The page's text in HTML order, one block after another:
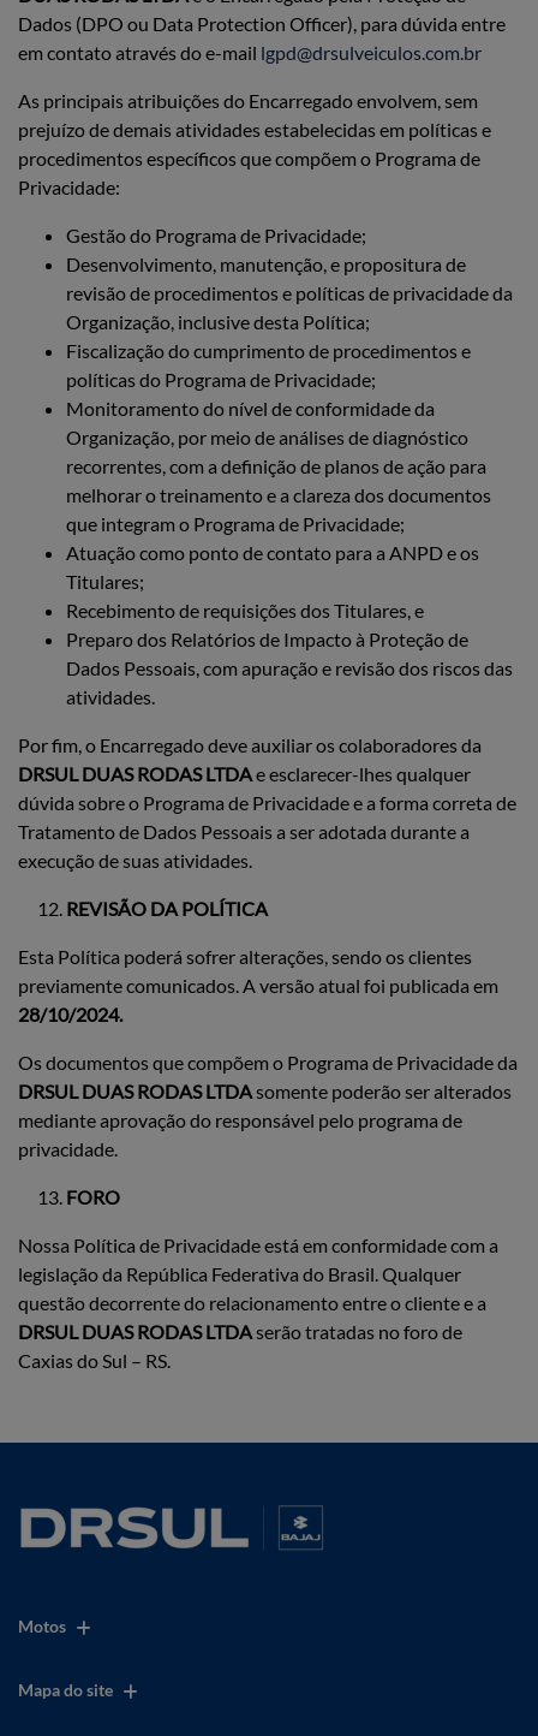
Dados (DPO ou Data Protection Officer), para dúvida entre
em contato através do e-mail lgpd@drsulveiculos.com.br
As principais atribuições do Encarregado envolvem, sem
prejuízo de demais atividades estabelecidas em políticas e
procedimentos específicos que compõem o Programa de
Privacidade:
Gestão do Programa de Privacidade;
Desenvolvimento, manutenção, e propositura de
revisão de procedimentos e políticas de privacidade da
Organização, inclusive desta Política;
Fiscalização do cumprimento de procedimentos e
políticas do Programa de Privacidade;
Monitoramento do nível de conformidade da
Organização, por meio de análises de diagnóstico
recorrentes, com a definição de planos de ação para
melhorar o treinamento e a clareza dos documentos
que integram o Programa de Privacidade;
Atuação como ponto de contato para a ANPD e os
Titulares;
Recebimento de requisições dos Titulares, e
Preparo dos Relatórios de Impacto à Proteção de
Dados Pessoais, com apuração e revisão dos riscos das
atividades.
Por fim, o Encarregado deve auxiliar os colaboradores da
DRSUL DUAS RODAS LTDAe esclarecer-lhes qualquer
dúvida sobre o Programa de Privacidade e a forma correta de
Tratamento de Dados Pessoais a ser adotada durante a
execução de suas atividades.
REVISÃO DA POLÍTICA
Esta Política poderá sofrer alterações, sendo os clientes
previamente comunicados. A versão atual foi publicada em
28/10/2024.
Os documentos que compõem o Programa de Privacidade da
DRSUL DUAS RODAS LTDAsomente poderão ser alterados
mediante aprovação do responsável pelo programa de
privacidade.
FORO
Nossa Política de Privacidade está em conformidade com a
legislação da República Federativa do Brasil. Qualquer
questão decorrente do relacionamento entre o cliente e a
DRSUL DUAS RODAS LTDAserão tratadas no foro de
Caxias do Sul – RS.
Motos
Mapa do site